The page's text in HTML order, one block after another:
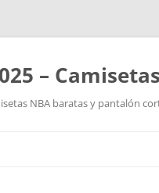
–
NBA baratas y pantalón